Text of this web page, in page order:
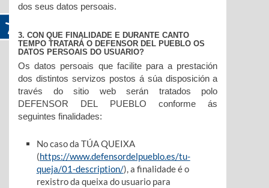
dos seus datos persoais.
3. CON QUE FINALIDADE E DURANTE CANTO
TEMPO TRATARÁ O DEFENSOR DEL PUEBLO OS
DATOS PERSOAIS DO USUARIO?
Os datos persoais que facilite para a prestación
dos distintos servizos postos á súa disposición a
través do sitio web serán tratados polo
DEFENSOR DEL PUEBLO conforme ás
seguintes finalidades:
No caso da TÚA QUEIXA
(https://www.defensordelpueblo.es/tu-
queja/01-description/), a finalidade é o
rexistro da queixa do usuario para